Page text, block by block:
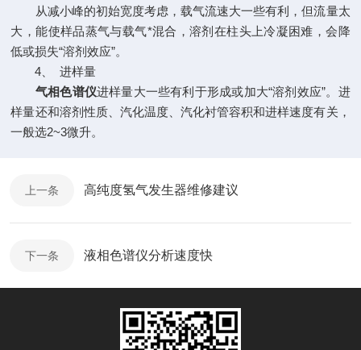
从减小峰的初始宽度考虑，载气流速大一些有利，但流量太
大，能使样品蒸气与载气*混合，溶剂在柱头上冷凝困难，会降
低或损失“溶剂效应”。
4、 进样量
气相色谱仪进样量大一些有利于形成或加大“溶剂效应”。进
样量还和溶剂性质、汽化温度、汽化衬管容积和进样速度有关，
一般选2~3微升。
上一条 高纯度氢气发生器维修建议
下一条 液相色谱仪分析速度快